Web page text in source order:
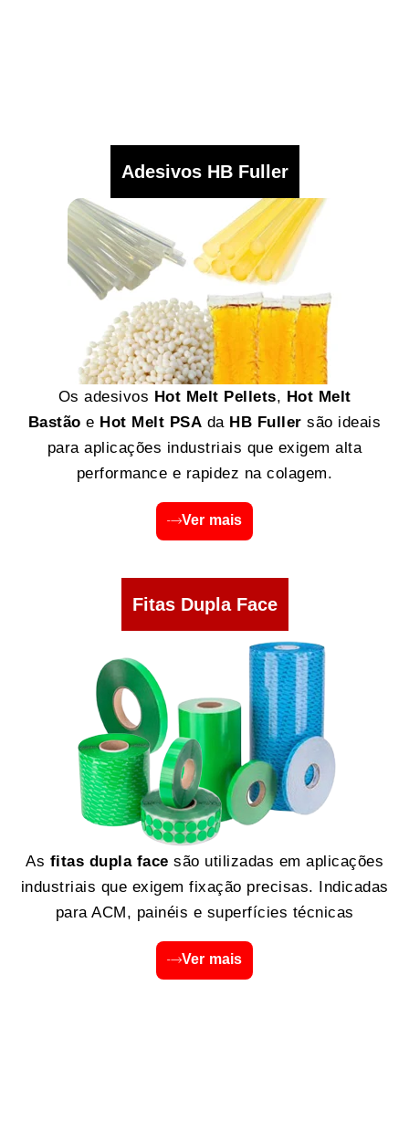
Adesivos HB Fuller
Os adesivos Hot Melt Pellets, Hot Melt
Bastão e Hot Melt PSA da HB Fuller são ideais
para aplicações industriais que exigem alta
performance e rapidez na colagem.
Ver mais
Fitas Dupla Face
As fitas dupla face são utilizadas em aplicações
industriais que exigem fixação precisas. Indicadas
para ACM, painéis e superfícies técnicas
Ver mais